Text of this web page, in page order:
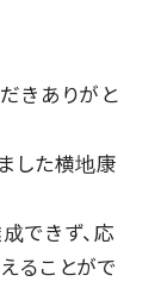
きありがと
した横地康
できず、応
ることがで